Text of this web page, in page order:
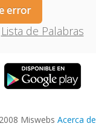
error
Lista de Palabras
Miswebs Acerca de